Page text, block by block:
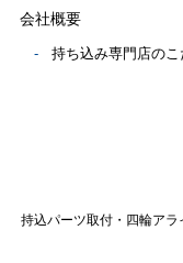
会社概要
持ち込み専門店のこ
持込パーツ取付・四輪ア